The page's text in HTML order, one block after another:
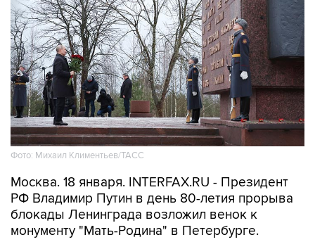
Фото: Михаил Климентьев/ТАСС
Москва. 18 января. INTERFAX.RU - Президент
РФ Владимир Путин в день 80-летия прорыва
блокады Ленинграда возложил венок к
монументу "Мать-Родина" в Петербурге.